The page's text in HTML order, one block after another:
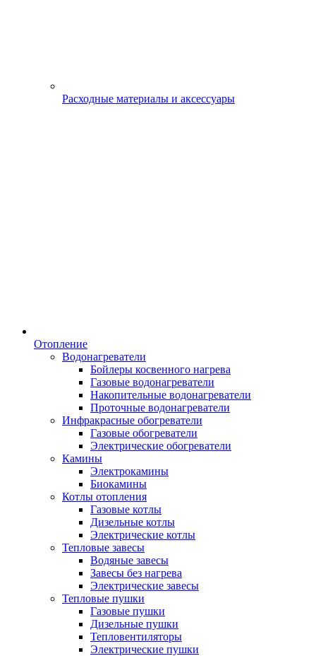
Расходные материалы и аксессуары
Отопление
Водонагреватели
Бойлеры косвенного нагрева
Газовые водонагреватели
Накопительные водонагреватели
Проточные водонагреватели
Инфракрасные обогреватели
Газовые обогреватели
Электрические обогреватели
Камины
Электрокамины
Биокамины
Котлы отопления
Газовые котлы
Дизельные котлы
Электрические котлы
Тепловые завесы
Водяные завесы
Завесы без нагрева
Электрические завесы
Тепловые пушки
Газовые пушки
Дизельные пушки
Тепловентиляторы
Электрические пушки